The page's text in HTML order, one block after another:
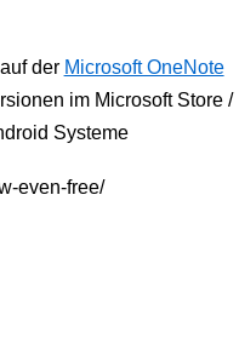
der Microsoft OneNote
im Microsoft Store /
Systeme
even-free/